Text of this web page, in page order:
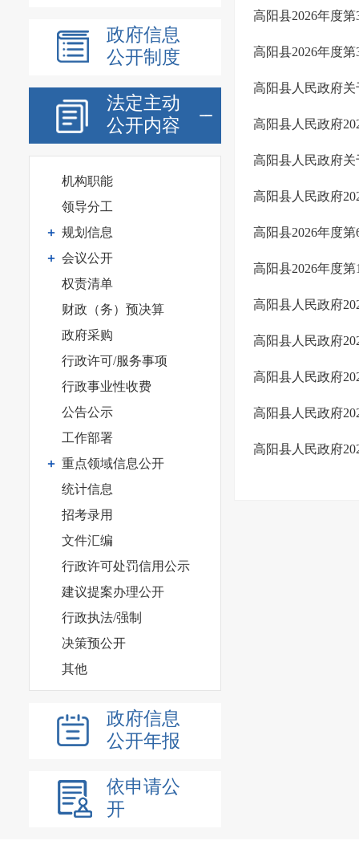
政府信息
公开制度
法定主动
公开内容
机构职能
领导分工
规划信息
会议公开
权责清单
财政（务）预决算
政府采购
行政许可/服务事项
行政事业性收费
公告公示
工作部署
重点领域信息公开
统计信息
招考录用
文件汇编
行政许可处罚信用公示
建议提案办理公开
行政执法/强制
决策预公开
其他
政府信息
公开年报
依申请公
开
高阳县2026年度
高阳县2026年度
高阳县人民政府
高阳县人民政府
高阳县人民政府
高阳县人民政府
高阳县2026年度
高阳县2026年度
高阳县人民政府
高阳县人民政府
高阳县人民政府
高阳县人民政府
高阳县人民政府